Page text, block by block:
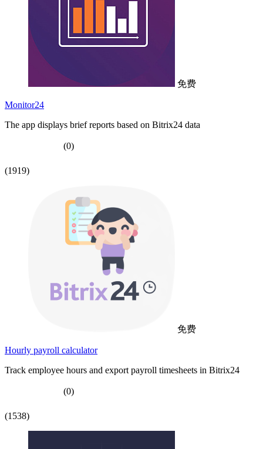
免费
Monitor24
The app displays brief reports based on Bitrix24 data
(0)
(1919)
免费
Hourly payroll calculator
Track employee hours and export payroll timesheets in Bitrix24
(0)
(1538)